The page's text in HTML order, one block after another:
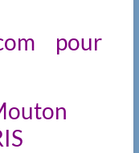
pour